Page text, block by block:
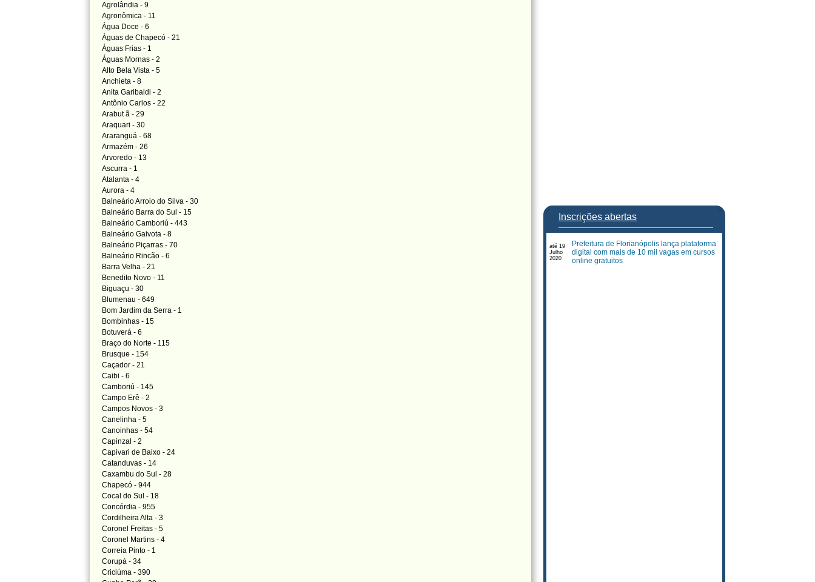
Agrolândia - 9
Agronômica - 11
Água Doce - 6
Águas de Chapecó - 21
Águas Frias - 1
Águas Mornas - 2
Alto Bela Vista - 5
Anchieta - 8
Anita Garibaldi - 2
Antônio Carlos - 22
Arabutã - 29
Araquari - 30
Araranguá - 68
Armazém - 26
Arvoredo - 13
Ascurra - 1
Atalanta - 4
Aurora - 4
Balneário Arroio do Silva - 30
Balneário Barra do Sul - 15
Balneário Camboriú - 443
Balneário Gaivota - 8
Balneário Piçarras - 70
Balneário Rincão - 6
Barra Velha - 21
Benedito Novo - 11
Biguaçu - 30
Blumenau - 649
Bom Jardim da Serra - 1
Bombinhas - 15
Botuverá - 6
Braço do Norte - 115
Brusque - 154
Caçador - 21
Caibi - 6
Camboriú - 145
Campo Erê - 2
Campos Novos - 3
Canelinha - 5
Canoinhas - 54
Capinzal - 2
Capivari de Baixo - 24
Catanduvas - 14
Caxambu do Sul - 28
Chapecó - 944
Cocal do Sul - 18
Concórdia - 955
Cordilheira Alta - 3
Coronel Freitas - 5
Coronel Martins - 4
Correia Pinto - 1
Corupá - 34
Criciúma - 390
Inscrições abertas
até 19
Julho
2020
Prefeitura de Florianópolis lança plataforma
digital com mais de 10 mil vagas em cursos
online gratuitos